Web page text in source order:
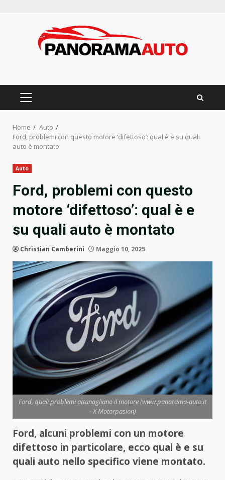
PRIMARY
Home
Auto
Ford, problemi con questo motore ‘difettoso’: qual è e su quali
auto è montato
Auto
Ford, problemi con questo
motore ‘difettoso’: qual è e
su quali auto è montato
Christian Camberini Maggio 10, 2025
Ford, quali problemi attanagliano il motore (www.panorama-auto.it
- X Motorpasion)
Ford, alcuni problemi con un motore
difettoso in particolare, ecco qual è e su
quali auto nello specifico viene montato.